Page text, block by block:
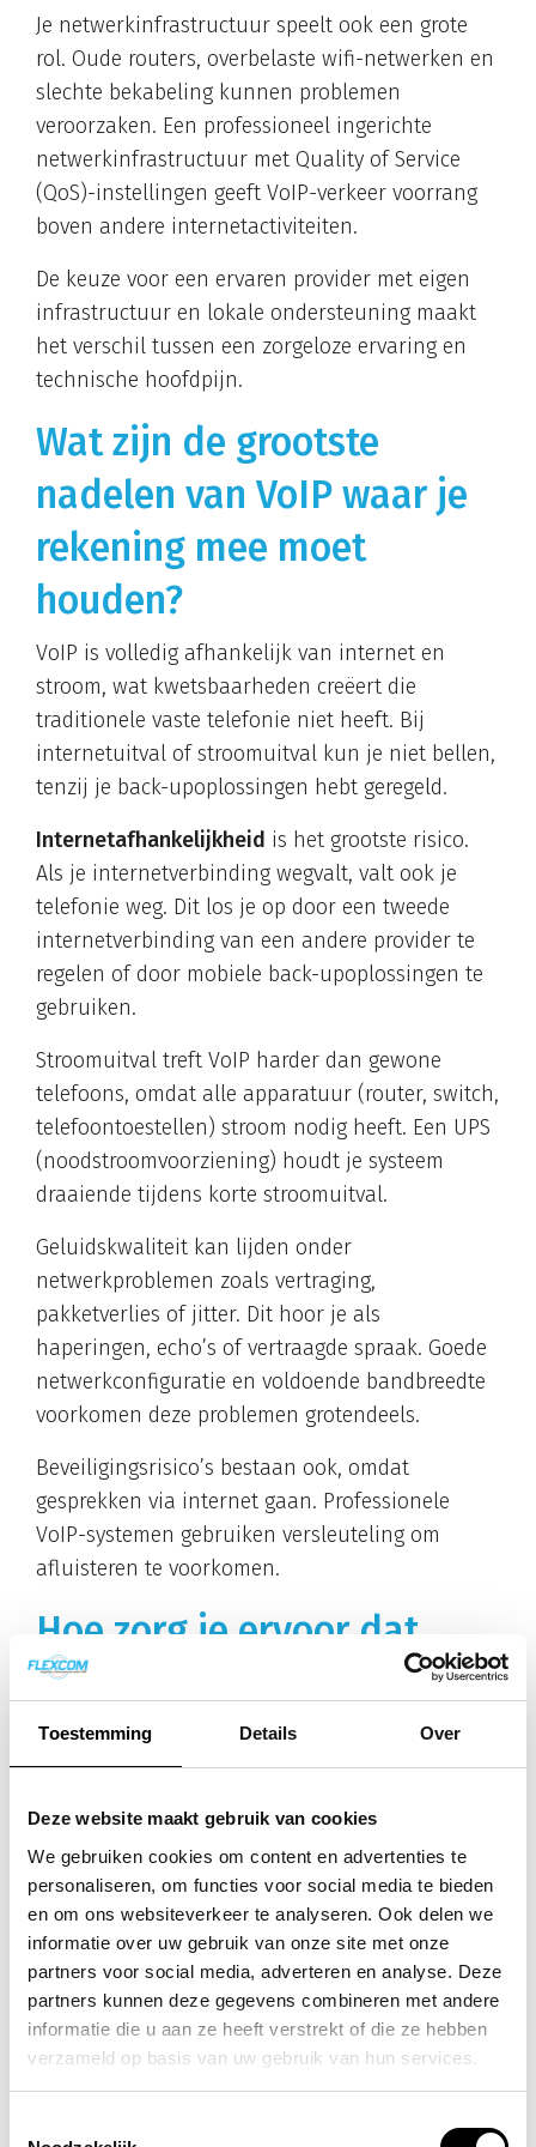
Toestemming Details Over
Deze website maakt gebruik van cookies
We gebruiken cookies om content en advertenties te
personaliseren, om functies voor social media te bieden
en om ons websiteverkeer te analyseren. Ook delen we
informatie over uw gebruik van onze site met onze
partners voor social media, adverteren en analyse. Deze
partners kunnen deze gegevens combineren met andere
informatie die u aan ze heeft verstrekt of die ze hebben
verzameld op basis van uw gebruik van hun services.
Je netwerkinfrastructuur speelt ook een grote
rol. Oude routers, overbelaste wifi-netwerken en
slechte bekabeling kunnen problemen
veroorzaken. Een professioneel ingerichte
netwerkinfrastructuur met Quality of Service
(QoS)-instellingen geeft VoIP-verkeer voorrang
boven andere internetactiviteiten.
De keuze voor een ervaren provider met eigen
infrastructuur en lokale ondersteuning maakt
het verschil tussen een zorgeloze ervaring en
technische hoofdpijn.
Wat zijn de grootste
nadelen van VoIP waar je
rekening mee moet
houden?
VoIP is volledig afhankelijk van internet en
stroom, wat kwetsbaarheden creëert die
traditionele vaste telefonie niet heeft. Bij
internetuitval of stroomuitval kun je niet bellen,
tenzij je back-upoplossingen hebt geregeld.
Internetafhankelijkheid is het grootste risico.
Als je internetverbinding wegvalt, valt ook je
telefonie weg. Dit los je op door een tweede
internetverbinding van een andere provider te
regelen of door mobiele back-upoplossingen te
gebruiken.
Stroomuitval treft VoIP harder dan gewone
telefoons, omdat alle apparatuur (router, switch,
telefoontoestellen) stroom nodig heeft. Een UPS
(noodstroomvoorziening) houdt je systeem
draaiende tijdens korte stroomuitval.
Geluidskwaliteit kan lijden onder
netwerkproblemen zoals vertraging,
pakketverlies of jitter. Dit hoor je als
haperingen, echo’s of vertraagde spraak. Goede
netwerkconfiguratie en voldoende bandbreedte
voorkomen deze problemen grotendeels.
Beveiligingsrisico’s bestaan ook, omdat
gesprekken via internet gaan. Professionele
VoIP-systemen gebruiken versleuteling om
afluisteren te voorkomen.
Hoe zorg je ervoor dat
VoIP stabiel en
betrouwbaar werkt?
internetverbinding van minimaal 10 Mbps
download en 2 Mbps upload, bij voorkeur
glasvezel. Regel een tweede internetverbinding
als back-up voor bedrijfskritische telefonie.
Configureer je netwerk professioneel met QoS-
instellingen die VoIP-verkeer voorrang geven. Dit
voorkomt dat andere internetactiviteiten je
gesprekskwaliteit beïnvloeden. Gebruik